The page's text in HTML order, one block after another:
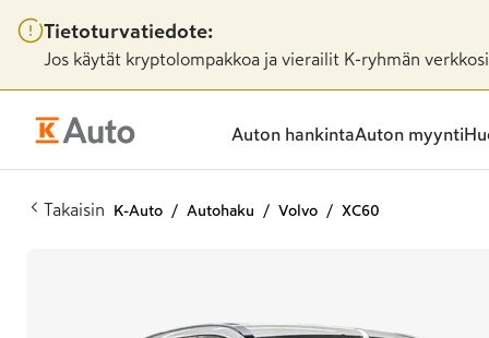
Tietoturvatiedote:
Jos käytät kryptolompakkoa ja vierailit K-ryhmän
Auton hankintaAuton myynti
Takaisin K-Auto Autohaku Volvo XC60